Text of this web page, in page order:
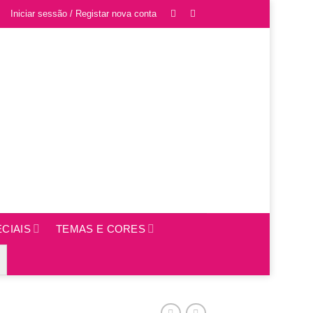
Iniciar sessão / Registar nova conta
TEMAS E CORES